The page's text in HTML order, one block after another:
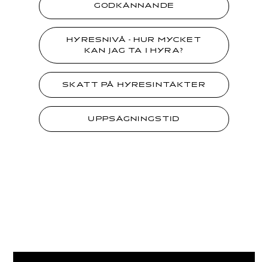
GODKÄNNANDE
HYRESNIVÅ - HUR MYCKET
KAN JAG TA I HYRA?
SKATT PÅ HYRESINTÄKTER
UPPSÄGNINGSTID